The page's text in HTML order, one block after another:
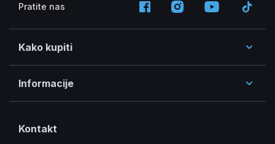
Pratite nas
Kako kupiti
Informacije
Kontakt